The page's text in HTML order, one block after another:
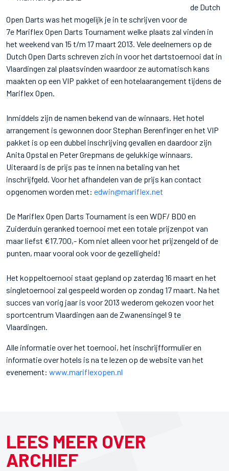
de Dutch
Open Darts was het mogelijk je in te schrijven voor de
7e Mariflex Open Darts Tournament welke plaats zal vinden in
het weekend van 15 t/m 17 maart 2013. Vele deelnemers op de
Dutch Open Darts schreven zich in voor het dartstoernooi dat in
Vlaardingen zal plaatsvinden waardoor ze automatisch kans
maakten op een VIP pakket of een hotelaarangement tijdens de
Mariflex Open.
Inmiddels zijn de namen bekend van de winnaars. Het hotel
arrangement is gewonnen door Stephan Berenfinger en het VIP
pakket is op een dubbel inschrijving gevallen en daardoor zijn
Anita Opstal en Peter Grepmans de gelukkige winnaars.
Uiteraard is de prijs pas te innen na betaling van het
inschrijfgeld. Voor het afhandelen van de prijs kan contact
opgenomen worden met: edwin@mariflex.net
De Mariflex Open Darts Tournament is een WDF/ BDO en
Zuiderduin geranked toernooi met een totale prijzenpot van
maar liefst €17.700,- Kom niet alleen voor het prijzengeld of de
punten, maar vooral ook voor de gezelligheid!
Het koppeltoernooi staat gepland op zaterdag 16 maart en het
singletoernooi zal gespeeld worden op zondag 17 maart. Na het
succes van vorig jaar is voor 2013 wederom gekozen voor het
sportcentrum Vlaardingen aan de Zwanensingel 9 te
Vlaardingen.
Alle informatie over het toernooi, het inschrijfformulier en
informatie over hotels is na te lezen op de website van het
evenement: www.mariflexopen.nl
LEES MEER OVER
ARCHIEF